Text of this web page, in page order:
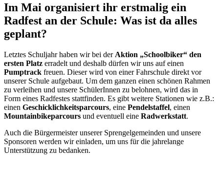
Im Mai organisiert ihr erstmalig ein
Radfest an der Schule: Was ist da alles
geplant?
Letztes Schuljahr haben wir bei der Aktion „Schoolbiker“ den
ersten Platz erradelt und deshalb dürfen wir uns auf einen
Pumptrack freuen. Dieser wird von einer Fahrschule direkt vor
unserer Schule aufgebaut. Um dem ganzen einen schönen Rahmen
zu verleihen und unsere SchülerInnen zu belohnen, wird das in
Form eines Radfestes stattfinden. Es gibt weitere Stationen wie z.B.:
einen Geschicklichkeitsparcours, eine Pendelstaffel, einen
Mountainbikeparcours und eventuell eine Radwerkstatt.
Auch die Bürgermeister unserer Sprengelgemeinden und unsere
Sponsoren werden wir einladen, um uns für die jahrelange
Unterstützung zu bedanken.